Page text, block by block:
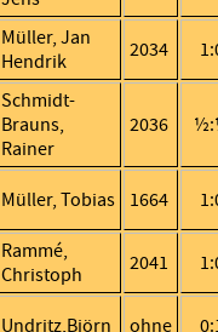
Müller, Jan
Hendrik
2034
Schmidt-
Brauns,
Rainer
2036
Müller, Tobias 1664
Rammé,
Christoph
2041
Undritz,Björn ohne